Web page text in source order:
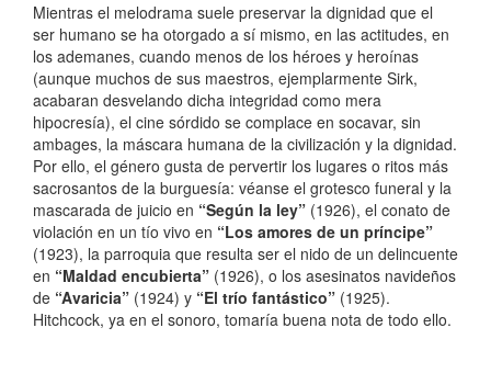
Mientras el melodrama suele preservar la dignidad que el
ser humano se ha otorgado a sí mismo, en las actitudes, en
los ademanes, cuando menos de los héroes y heroínas
(aunque muchos de sus maestros, ejemplarmente Sirk,
acabaran desvelando dicha integridad como mera
hipocresía), el cine sórdido se complace en socavar, sin
ambages, la máscara humana de la civilización y la dignidad.
Por ello, el género gusta de pervertir los lugares o ritos más
sacrosantos de la burguesía: véanse el grotesco funeral y la
mascarada de juicio en “Según la ley” (1926), el conato de
violación en un tío vivo en “Los amores de un príncipe”
(1923), la parroquia que resulta ser el nido de un delincuente
en “Maldad encubierta” (1926), o los asesinatos navideños
de “Avaricia” (1924) y “El trío fantástico” (1925).
Hitchcock, ya en el sonoro, tomaría buena nota de todo ello.